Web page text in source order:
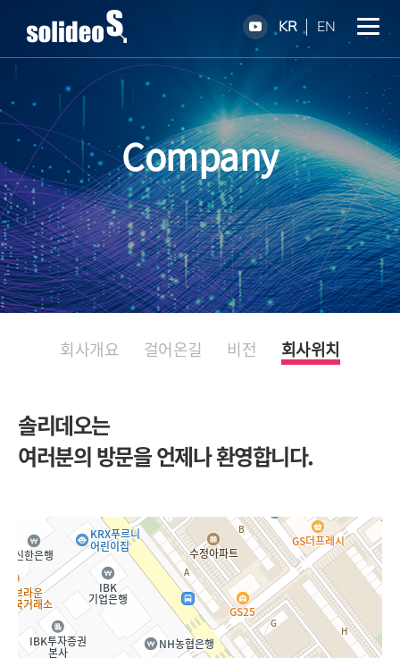
KR EN
Company
회사개요 걸어온길 비전 회사위치
솔리데오는
여러분의 방문을 언제나 환영합니다.